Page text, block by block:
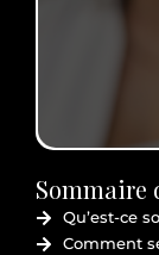
Sommaire
Qu’est-ce
Comment